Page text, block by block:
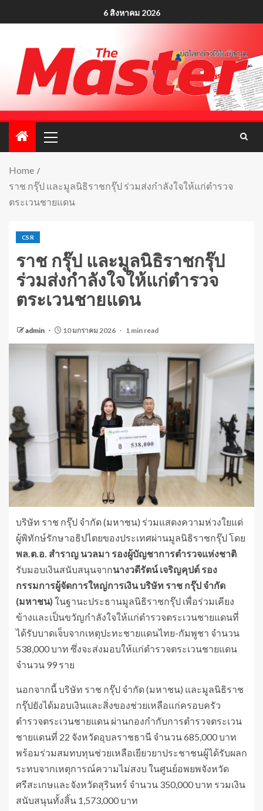
6 สิงหาคม 2026
Home
ราช กรุ๊ป และมูลนิธิราชกรุ๊ป ร่วมส่งกำลังใจให้แก่ตำรวจ
ตระเวนชายแดน
CSR
ราช กรุ๊ป และมูลนิธิราชกรุ๊ป
ร่วมส่งกำลังใจให้แก่ตำรวจ
ตระเวนชายแดน
admin 10 มกราคม 2026 1 min read
บริษัท ราช กรุ๊ป จำกัด (มหาชน) ร่วมแสดงความห่วงใยแด่
ผู้พิทักษ์รักษาอธิปไตยของประเทศผ่านมูลนิธิราชกรุ๊ป โดย
พล.ต.อ. สำราญ นวลมา รองผู้บัญชาการตำรวจแห่งชาติ
รับมอบเงินสนับสนุนจากนางวดีรัตน์ เจริญคุปต์ รอง
กรรมการผู้จัดการใหญ่การเงิน บริษัท ราช กรุ๊ป จำกัด
(มหาชน) ในฐานะประธานมูลนิธิราชกรุ๊ป เพื่อร่วมเคียง
ข้างและเป็นขวัญกำลังใจให้แก่ตำรวจตระเวนชายแดนที่
ได้รับบาดเจ็บจากเหตุปะทะชายแดนไทย-กัมพูชา จำนวน
538,000 บาท ซึ่งจะส่งมอบให้แก่ตำรวจตระเวนชายแดน
จำนวน 99 ราย
นอกจากนี้ บริษัท ราช กรุ๊ป จำกัด (มหาชน) และมูลนิธิราช
กรุ๊ปยังได้มอบเงินและสิ่งของช่วยเหลือแก่ครอบครัว
ตำรวจตระเวนชายแดน ผ่านกองกำกับการตำรวจตระเวน
ชายแดนที่ 22 จังหวัดอุบลราชธานี จำนวน 685,000 บาท
พร้อมร่วมสมทบทุนช่วยเหลือเยียวยาประชาชนผู้ได้รับผลก
ระทบจากเหตุการณ์ความไม่สงบ ในศูนย์อพยพจังหวัด
ศรีสะเกษและจังหวัดสุรินทร์ จำนวน 350,000 บาท รวมเงิน
สนับสนุนทั้งสิ้น 1,573,000 บาท